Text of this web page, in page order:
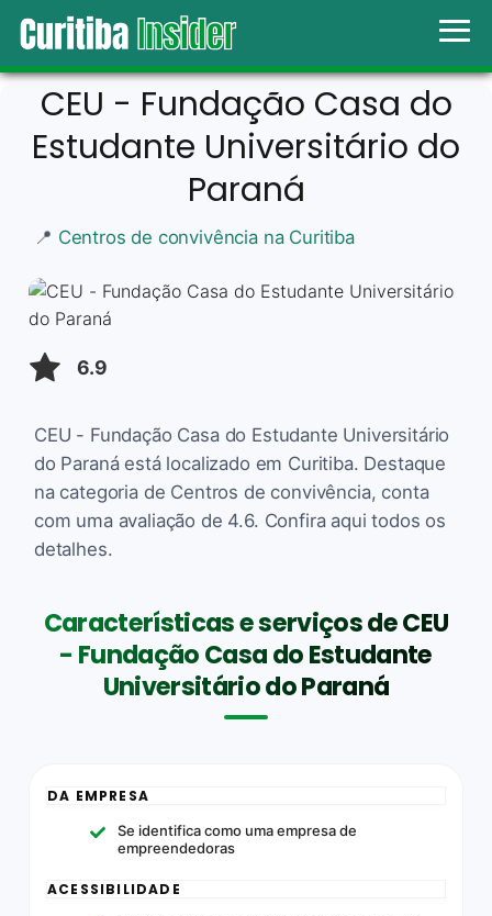
CEU - Fundação Casa do
Estudante Universitário do
Paraná
📍 Centros de convivência na Curitiba
6.9
CEU - Fundação Casa do Estudante Universitário
do Paraná está localizado em Curitiba. Destaque
na categoria de Centros de convivência, conta
com uma avaliação de 4.6. Confira aqui todos os
detalhes.
Características e serviços de CEU
- Fundação Casa do Estudante
Universitário do Paraná
DA EMPRESA
Se identifica como uma empresa de
empreendedoras
ACESSIBILIDADE